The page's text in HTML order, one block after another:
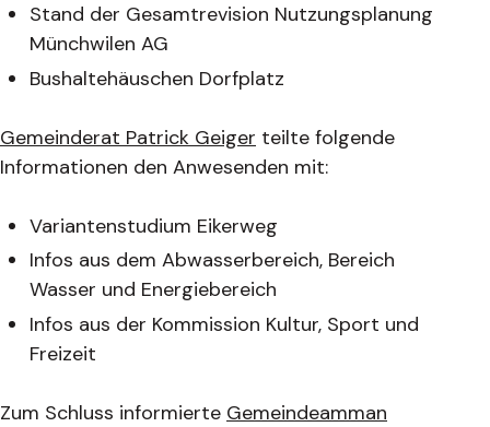
Stand der Gesamtrevision Nutzungsplanung
Münchwilen AG
Bushaltehäuschen Dorfplatz
Gemeinderat Patrick Geiger teilte folgende
Informationen den Anwesenden mit:
Variantenstudium Eikerweg
Infos aus dem Abwasserbereich, Bereich
Wasser und Energiebereich
Infos aus der Kommission Kultur, Sport und
Freizeit
Zum Schluss informierte Gemeindeamman